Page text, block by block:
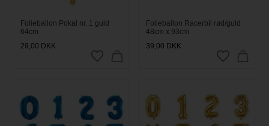
Folieballon Pokal nr. 1 guld
64cm
29,00 DKK
Folieballon Racerbil rød/guld
48cm x 93cm
39,00 DKK